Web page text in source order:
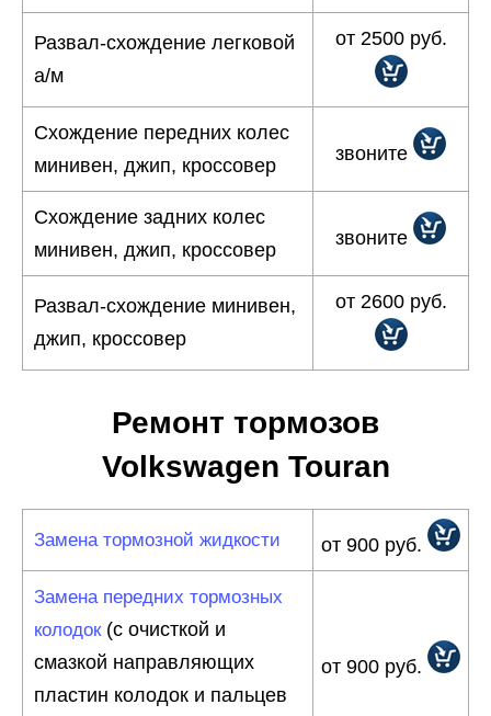
Развал-схождение легковой
а/м
от 2500 руб.
Схождение передних колес
минивен, джип, кроссовер
звоните
Схождение задних колес
минивен, джип, кроссовер
звоните
Развал-схождение минивен,
джип, кроссовер
от 2600 руб.
Ремонт тормозов
Volkswagen Touran
Замена тормозной жидкости от 900 руб.
Замена передних тормозных
колодок(с очисткой и
смазкой направляющих
пластин колодок и пальцев
от 900 руб.